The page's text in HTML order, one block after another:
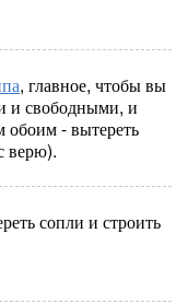
, главное, чтобы вы
и свободными, и
обоим - вытереть
верю).
сопли и строить